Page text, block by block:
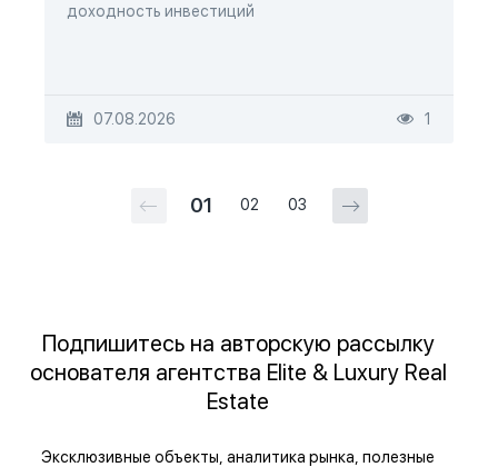
доходность инвестиций
07.08.2026 1
01 02 03
Подпишитесь на авторскую рассылку
основателя агентства Elite & Luxury Real
Estate
Эксклюзивные объекты, аналитика рынка, полезные